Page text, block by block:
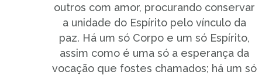
outros com amor, procurando conservar
a unidade do Espírito pelo vínculo da
paz. Há um só Corpo e um só Espírito,
assim como é uma só a esperança da
vocação que fostes chamados; há um só